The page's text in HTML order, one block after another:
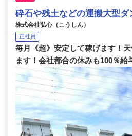
砕石や残土などの運搬大型ダ
株式会社弘心（こうしん）
正社員
毎月《超》安定して稼げます！
ます！会社都合の休みも100％給